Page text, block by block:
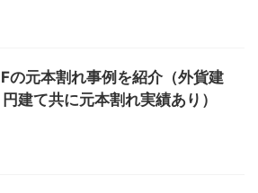
の元本割れ事例を紹介（外貨建
建て共に元本割れ実績あり）